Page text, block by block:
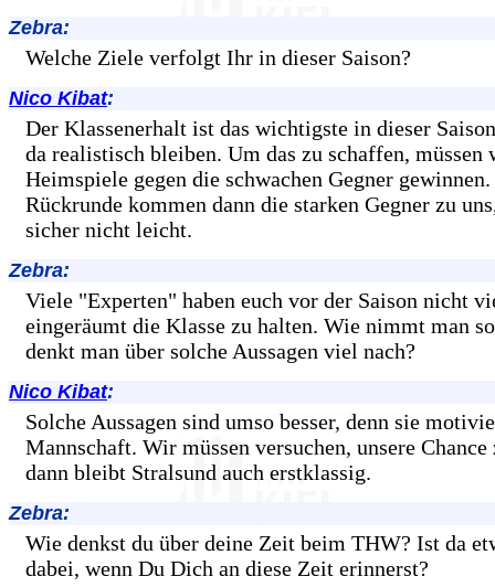
Zebra:
Welche Ziele verfolgt Ihr in dieser Saison?
Nico Kibat:
Der Klassenerhalt ist das wichtigste in dieser
da realistisch bleiben. Um das zu schaffen, müssen
Heimspiele gegen die schwachen Gegner
Rückrunde kommen dann die starken Gegner zu
sicher nicht leicht.
Zebra:
Viele "Experten" haben euch vor der Saison nicht
eingeräumt die Klasse zu halten. Wie nimmt man
denkt man über solche Aussagen viel nach?
Nico Kibat:
Solche Aussagen sind umso besser, denn sie
Mannschaft. Wir müssen versuchen, unsere Chance
dann bleibt Stralsund auch erstklassig.
Zebra:
Wie denkst du über deine Zeit beim THW? Ist da
dabei, wenn Du Dich an diese Zeit erinnerst?